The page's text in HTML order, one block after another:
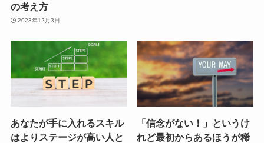
の考え方
2023年12月3日
あなたが手に入れるスキル
はよりステージが高い人と
「信念がない！」というけ
れど最初からあるほうが稀